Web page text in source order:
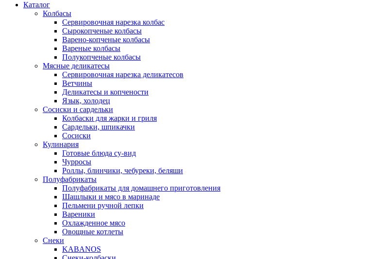
Каталог
Колбасы
Сервировочная нарезка колбас
Сырокопченые колбасы
Варено-копченые колбасы
Вареные колбасы
Полукопченые колбасы
Мясные деликатесы
Сервировочная нарезка деликатесов
Ветчины
Деликатесы и копчености
Язык, холодец
Сосиски и сардельки
Колбаски для жарки и гриля
Сардельки, шпикачки
Сосиски
Кулинария
Готовые блюда су-вид
Чурросы
Роллы, блинчики, чебуреки, беляши
Полуфабрикаты
Полуфабрикаты для домашнего приготовления
Шашлыки и мясо в маринаде
Пельмени ручной лепки
Вареники
Охлажденное мясо
Овощные котлеты
Снеки
KABANOS